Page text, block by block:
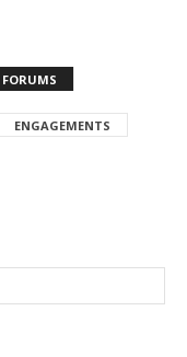
FORUMS
ENGAGEMENTS